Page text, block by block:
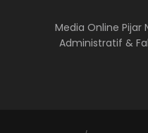
Media Online Pijar
Administratif &